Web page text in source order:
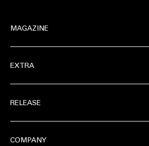
MAGAZINE
EXTRA
RELEASE
COMPANY